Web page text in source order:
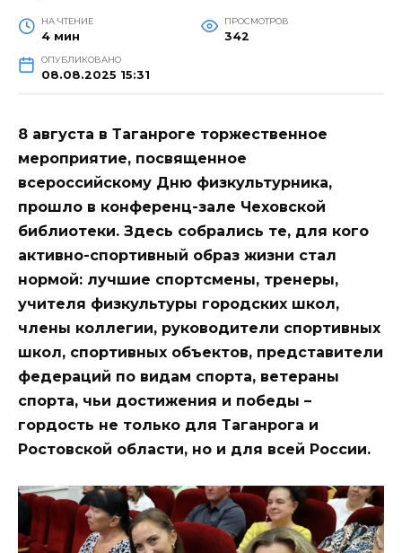
НА ЧТЕНИЕ
4 мин
ПРОСМОТРОВ
342
ОПУБЛИКОВАНО
08.08.2025 15:31
8 августа в Таганроге торжественное
мероприятие, посвященное
всероссийскому Дню физкультурника,
прошло в конференц-зале Чеховской
библиотеки. Здесь собрались те, для кого
активно-спортивный образ жизни стал
нормой: лучшие спортсмены, тренеры,
учителя физкультуры городских школ,
члены коллегии, руководители спортивных
школ, спортивных объектов, представители
федераций по видам спорта, ветераны
спорта, чьи достижения и победы –
гордость не только для Таганрога и
Ростовской области, но и для всей России.